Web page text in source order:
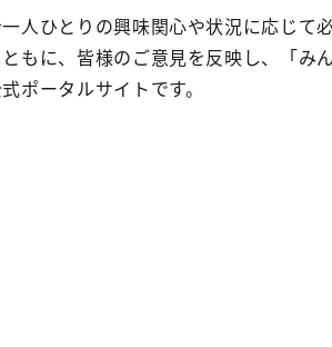
人ひとりの興味関心や状況に応じて
もに、皆様のご意見を反映し、「み
ポータルサイトです。